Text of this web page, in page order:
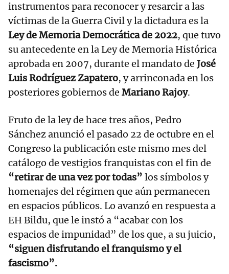
instrumentos para reconocer y resarcir a las
víctimas de la Guerra Civil y la dictadura es la
Ley de Memoria Democrática de 2022, que tuvo
su antecedente en la Ley de Memoria Histórica
aprobada en 2007, durante el mandato de José
Luis Rodríguez Zapatero, y arrinconada en los
posteriores gobiernos de Mariano Rajoy.
Fruto de la ley de hace tres años, Pedro
Sánchez anunció el pasado 22 de octubre en el
Congreso la publicación este mismo mes del
catálogo de vestigios franquistas con el fin de
“retirar de una vez por todas” los símbolos y
homenajes del régimen que aún permanecen
en espacios públicos. Lo avanzó en respuesta a
EH Bildu, que le instó a “acabar con los
espacios de impunidad” de los que, a su juicio,
“siguen disfrutando el franquismo y el
fascismo”.